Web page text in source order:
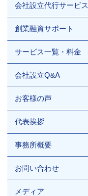
会社設立代行サービス
創業融資サポート
サービス一覧・料金
会社設立Q&A
お客様の声
代表挨拶
事務所概要
お問い合わせ
メディア